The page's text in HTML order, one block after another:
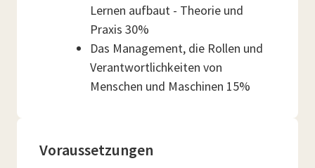
Lernen aufbaut - Theorie und
Praxis 30%
Das Management, die Rollen und
Verantwortlichkeiten von
Menschen und Maschinen 15%
Voraussetzungen